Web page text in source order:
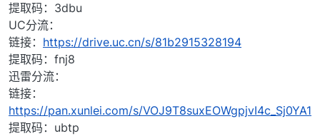
提取码：3dbu
UC分流：
链接： https://drive.uc.cn/s/81b2915328194
提取码：fnj8
迅雷分流：
链接：
https://pan.xunlei.com/s/VOJ9T8suxEOWgpjvI4c_Sj0YA1
提取码：ubtp